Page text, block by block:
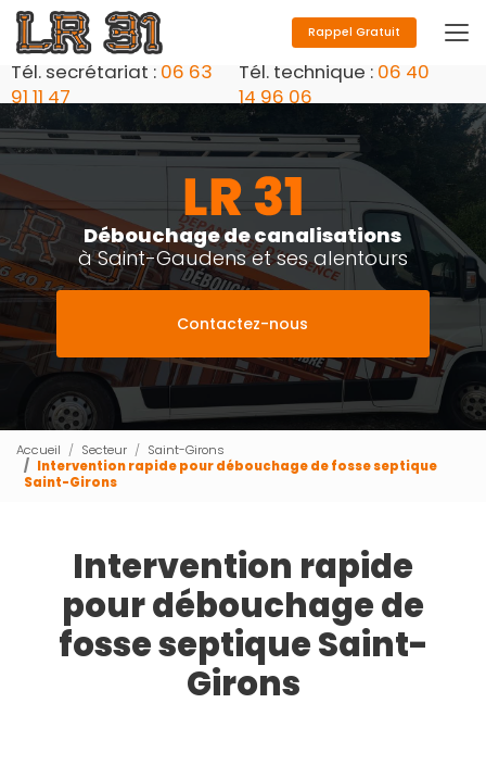
Aller
au
contenu
principal
Tél. secrétariat : 06 63
91 11 47
Tél. technique : 06 40
14 96 06
Rappel Gratuit
Débouchage de canalisations
à Saint-Gaudens et ses alentours
Contactez-nous
Accueil Secteur
Saint-Girons
Intervention rapide pour débouchage de fosse septique
Saint-Girons
Intervention rapide
pour débouchage de
fosse septique Saint-
Girons